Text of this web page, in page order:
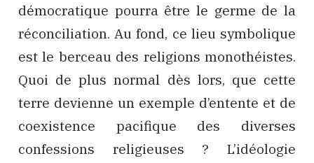
démocratique pourra être le germe de la
réconciliation. Au fond, ce lieu symbolique
est le berceau des religions monothéistes.
Quoi de plus normal dès lors, que cette
terre devienne un exemple d’entente et de
coexistence pacifique des diverses
confessions religieuses ? L’idéologie